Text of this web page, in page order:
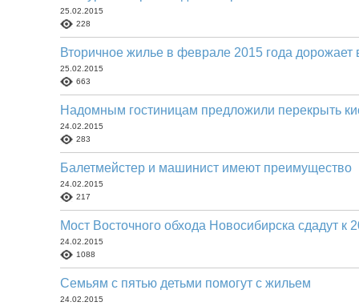
25.02.2015
228
Вторичное жилье в феврале 2015 года дорожает
25.02.2015
663
Надомным гостиницам предложили перекрыть
24.02.2015
283
Балетмейстер и машинист имеют преимущество
24.02.2015
217
Мост Восточного обхода Новосибирска сдадут к
24.02.2015
1088
Семьям с пятью детьми помогут с жильем
24.02.2015